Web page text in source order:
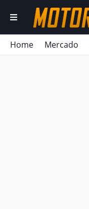
Home Mercado